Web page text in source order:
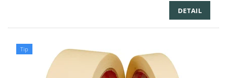
DETAIL
Tip